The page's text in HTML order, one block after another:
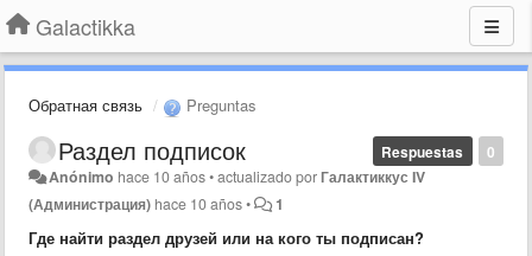
Galactikka
Обратная связь Preguntas
0
Respuestas
Раздел подписок
Anónimo hace 10 años•actualizado porГалактиккус IV
(Администрация) hace 10 años• 1
Где найти раздел друзей или на кого ты подписан?